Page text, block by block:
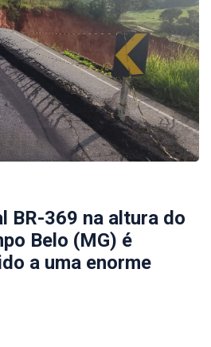
BR-369 na altura do
Belo (MG) é
a uma enorme